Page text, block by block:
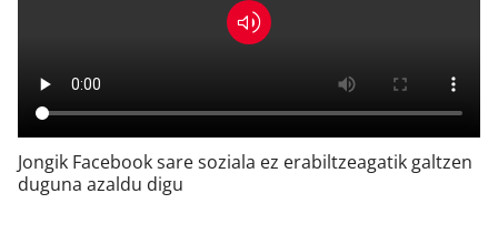
Klisk
Jongik Facebook sare soziala ez erabiltzeagatik galtzen
duguna azaldu digu